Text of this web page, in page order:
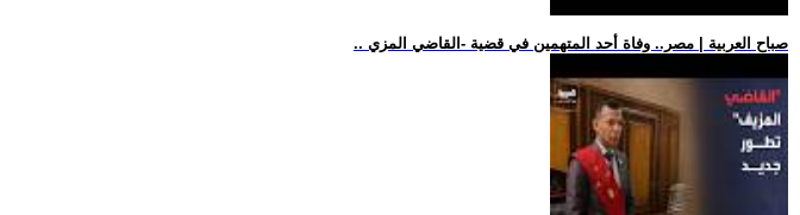
.. صباح العربية | مصر.. وفاة أحد المتهمين في قضية -القاضي المزي